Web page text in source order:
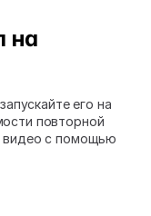
на
его на
повторной
видео с помощью